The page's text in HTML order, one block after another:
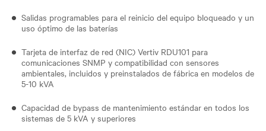
Salidas programables para el reinicio del equipo bloqueado y un
uso óptimo de las baterías
Tarjeta de interfaz de red (NIC) Vertiv RDU101 para
comunicaciones SNMP y compatibilidad con sensores
ambientales, incluidos y preinstalados de fábrica en modelos de
5-10 kVA
Capacidad de bypass de mantenimiento estándar en todos los
sistemas de 5 kVA y superiores